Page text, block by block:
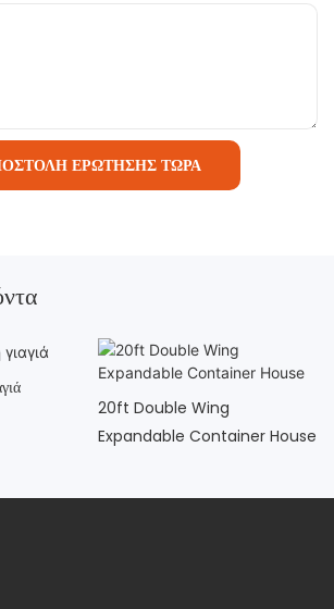
ΕΡΏΤΗΣΗΣ ΤΏΡΑ
20ft Double Wing
Expandable Container House